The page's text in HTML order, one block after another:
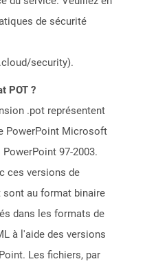
de sécurité
security).
POT ?
.pot représentent
PowerPoint Microsoft
97-2003.
ces versions de
au format binaire
dans les formats de
à l'aide des versions
Les fichiers, par